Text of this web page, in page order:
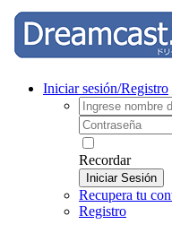
Iniciar sesión/Registro
Recordar
Iniciar Sesión
Recupera tu
Registro